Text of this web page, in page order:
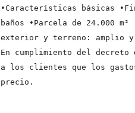
•Características básicas
baños •Parcela de 24.000
exterior y terreno: amplio y
En cumplimiento del
a los clientes que los
precio.